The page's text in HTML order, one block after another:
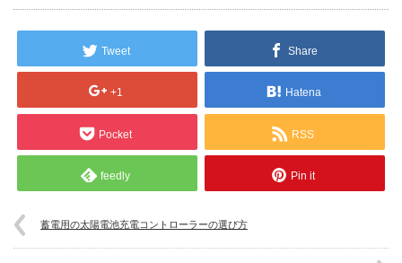
Tweet Share
+1 Hatena
Pocket RSS
feedly Pin it
蓄電用の太陽電池充電コントローラーの選び方